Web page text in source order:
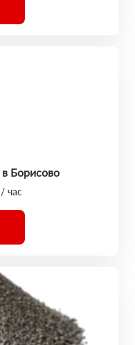
Борисово
час